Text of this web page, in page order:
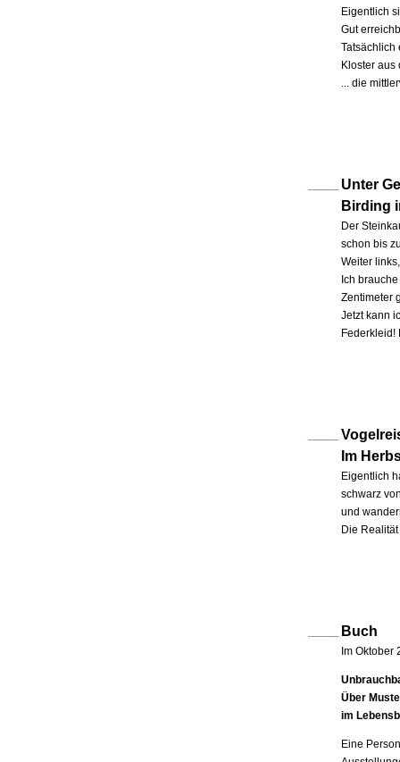
Eigentlich
Gut
Tatsächlich
Kloster
... die
Unter
Birding
Der
schon bis
Weiter
Ich
Zentimeter
Jetzt kann
Im
Eigentlich
schwarz
und
Die
Buch
Im Oktober
Über
im
Eine